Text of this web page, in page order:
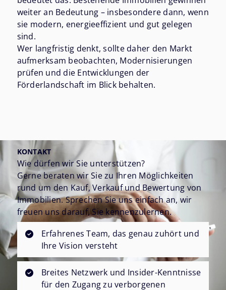
weiter an Bedeutung – insbesondere dann, wenn
sie modern, energieeffizient und gut gelegen
sind.
Wer langfristig denkt, sollte daher den Markt
aufmerksam beobachten, Modernisierungen
prüfen und die Entwicklungen der
Förderlandschaft im Blick behalten.
KONTAKT
Wie dürfen wir Sie unterstützen?
Gerne beraten wir Sie zu Ihren Möglichkeiten
rund um den Kauf, Verkauf und Bewertung von
Immobilien. Sprechen Sie uns einfach an, wir
freuen uns darauf, Sie kennenzulernen.
Erfahrenes Team, das genau zuhört und
Ihre Vision versteht
Breites Netzwerk und Insider-Kenntnisse
für den Zugang zu verborgenen